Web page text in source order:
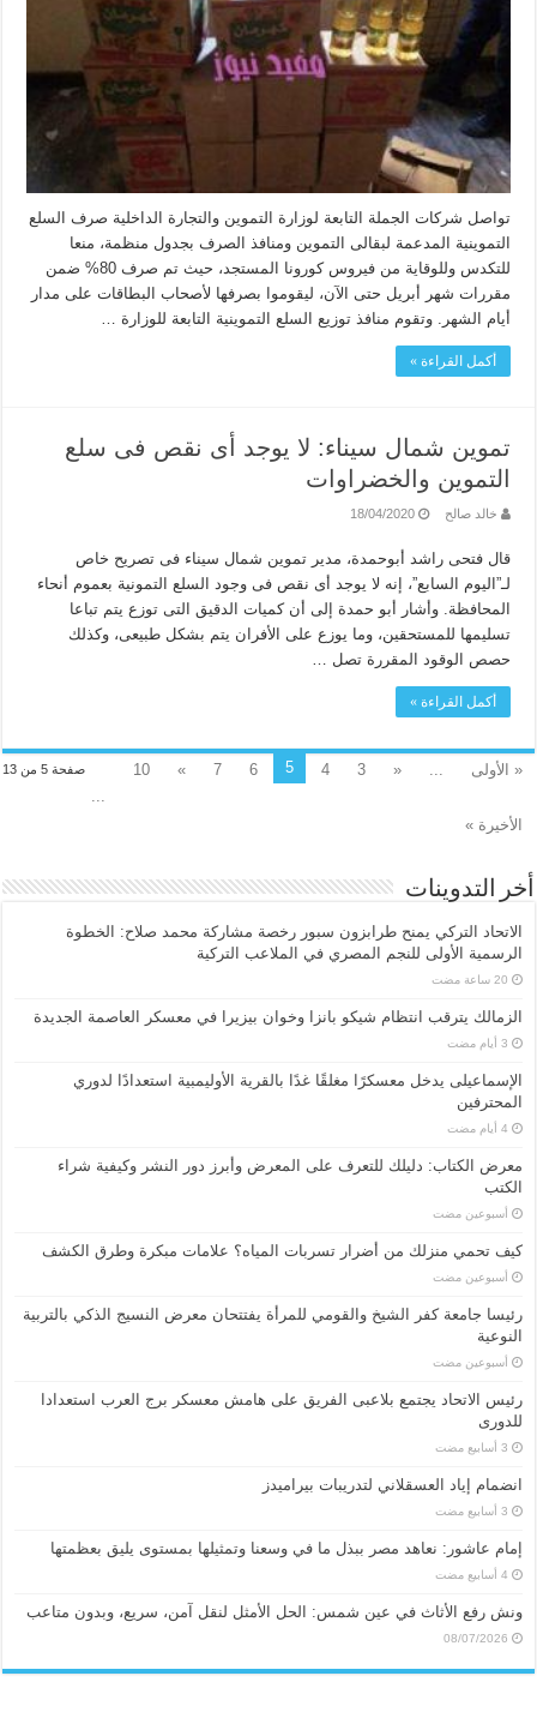
تواصل شركات الجملة التابعة لوزارة التموين والتجارة الداخلية صرف السلع
التموينية المدعمة لبقالى التموين ومنافذ الصرف بجدول منظمة، منعا
للتكدس وللوقاية من فيروس كورونا المستجد، حيث تم صرف 80% ضمن
مقررات شهر أبريل حتى الآن، ليقوموا بصرفها لأصحاب البطاقات على مدار
أيام الشهر. وتقوم منافذ توزيع السلع التموينية التابعة للوزارة …
أكمل القراءة »
تموين شمال سيناء: لا يوجد أى نقص فى سلع
التموين والخضراوات
خالد صالح 18/04/2020
قال فتحى راشد أبوحمدة، مدير تموين شمال سيناء فى تصريح خاص
لـ”اليوم السابع”، إنه لا يوجد أى نقص فى وجود السلع التمونية بعموم أنحاء
المحافظة. وأشار أبو حمدة إلى أن كميات الدقيق التى توزع يتم تباعا
تسليمها للمستحقين، وما يوزع على الأفران يتم بشكل طبيعى، وكذلك
حصص الوقود المقررة تصل …
أكمل القراءة »
صفحة 5 من 13 « الأولى «
3
4
5
6
7
»
10
الأخيرة »
أخر التدوينات
الاتحاد التركي يمنح طرابزون سبور رخصة مشاركة محمد صلاح: الخطوة
الرسمية الأولى للنجم المصري في الملاعب التركية
الزمالك يترقب انتظام شيكو بانزا وخوان بيزيرا في معسكر العاصمة الجديدة
الإسماعیلی یدخل معسكرًا مغلقًا غدًا بالقرية الأوليمبية استعدادًا لدوري
المحترفين
معرض الكتاب: دليلك للتعرف على المعرض وأبرز دور النشر وكيفية شراء
الكتب
‏أسبوعين مضت
كيف تحمي منزلك من أضرار تسربات المياه؟ علامات مبكرة وطرق الكشف
‏أسبوعين مضت
رئيسا جامعة كفر الشيخ والقومي للمرأة يفتتحان معرض النسيج الذكي بالتربية
النوعية
‏أسبوعين مضت
رئيس الاتحاد يجتمع بلاعبى الفريق على هامش معسكر برج العرب استعدادا
للدورى
انضمام إياد العسقلاني لتدريبات بيراميدز
إمام عاشور: نعاهد مصر ببذل ما في وسعنا وتمثيلها بمستوى يليق بعظمتها
ونش رفع الأثاث في عين شمس: الحل الأمثل لنقل آمن، سريع، وبدون متاعب
08/07/2026